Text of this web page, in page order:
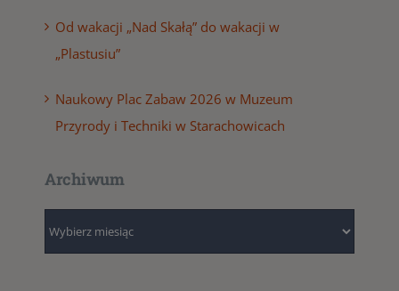
Od wakacji „Nad Skałą” do wakacji w
„Plastusiu”
Naukowy Plac Zabaw 2026 w Muzeum
Przyrody i Techniki w Starachowicach
Archiwum